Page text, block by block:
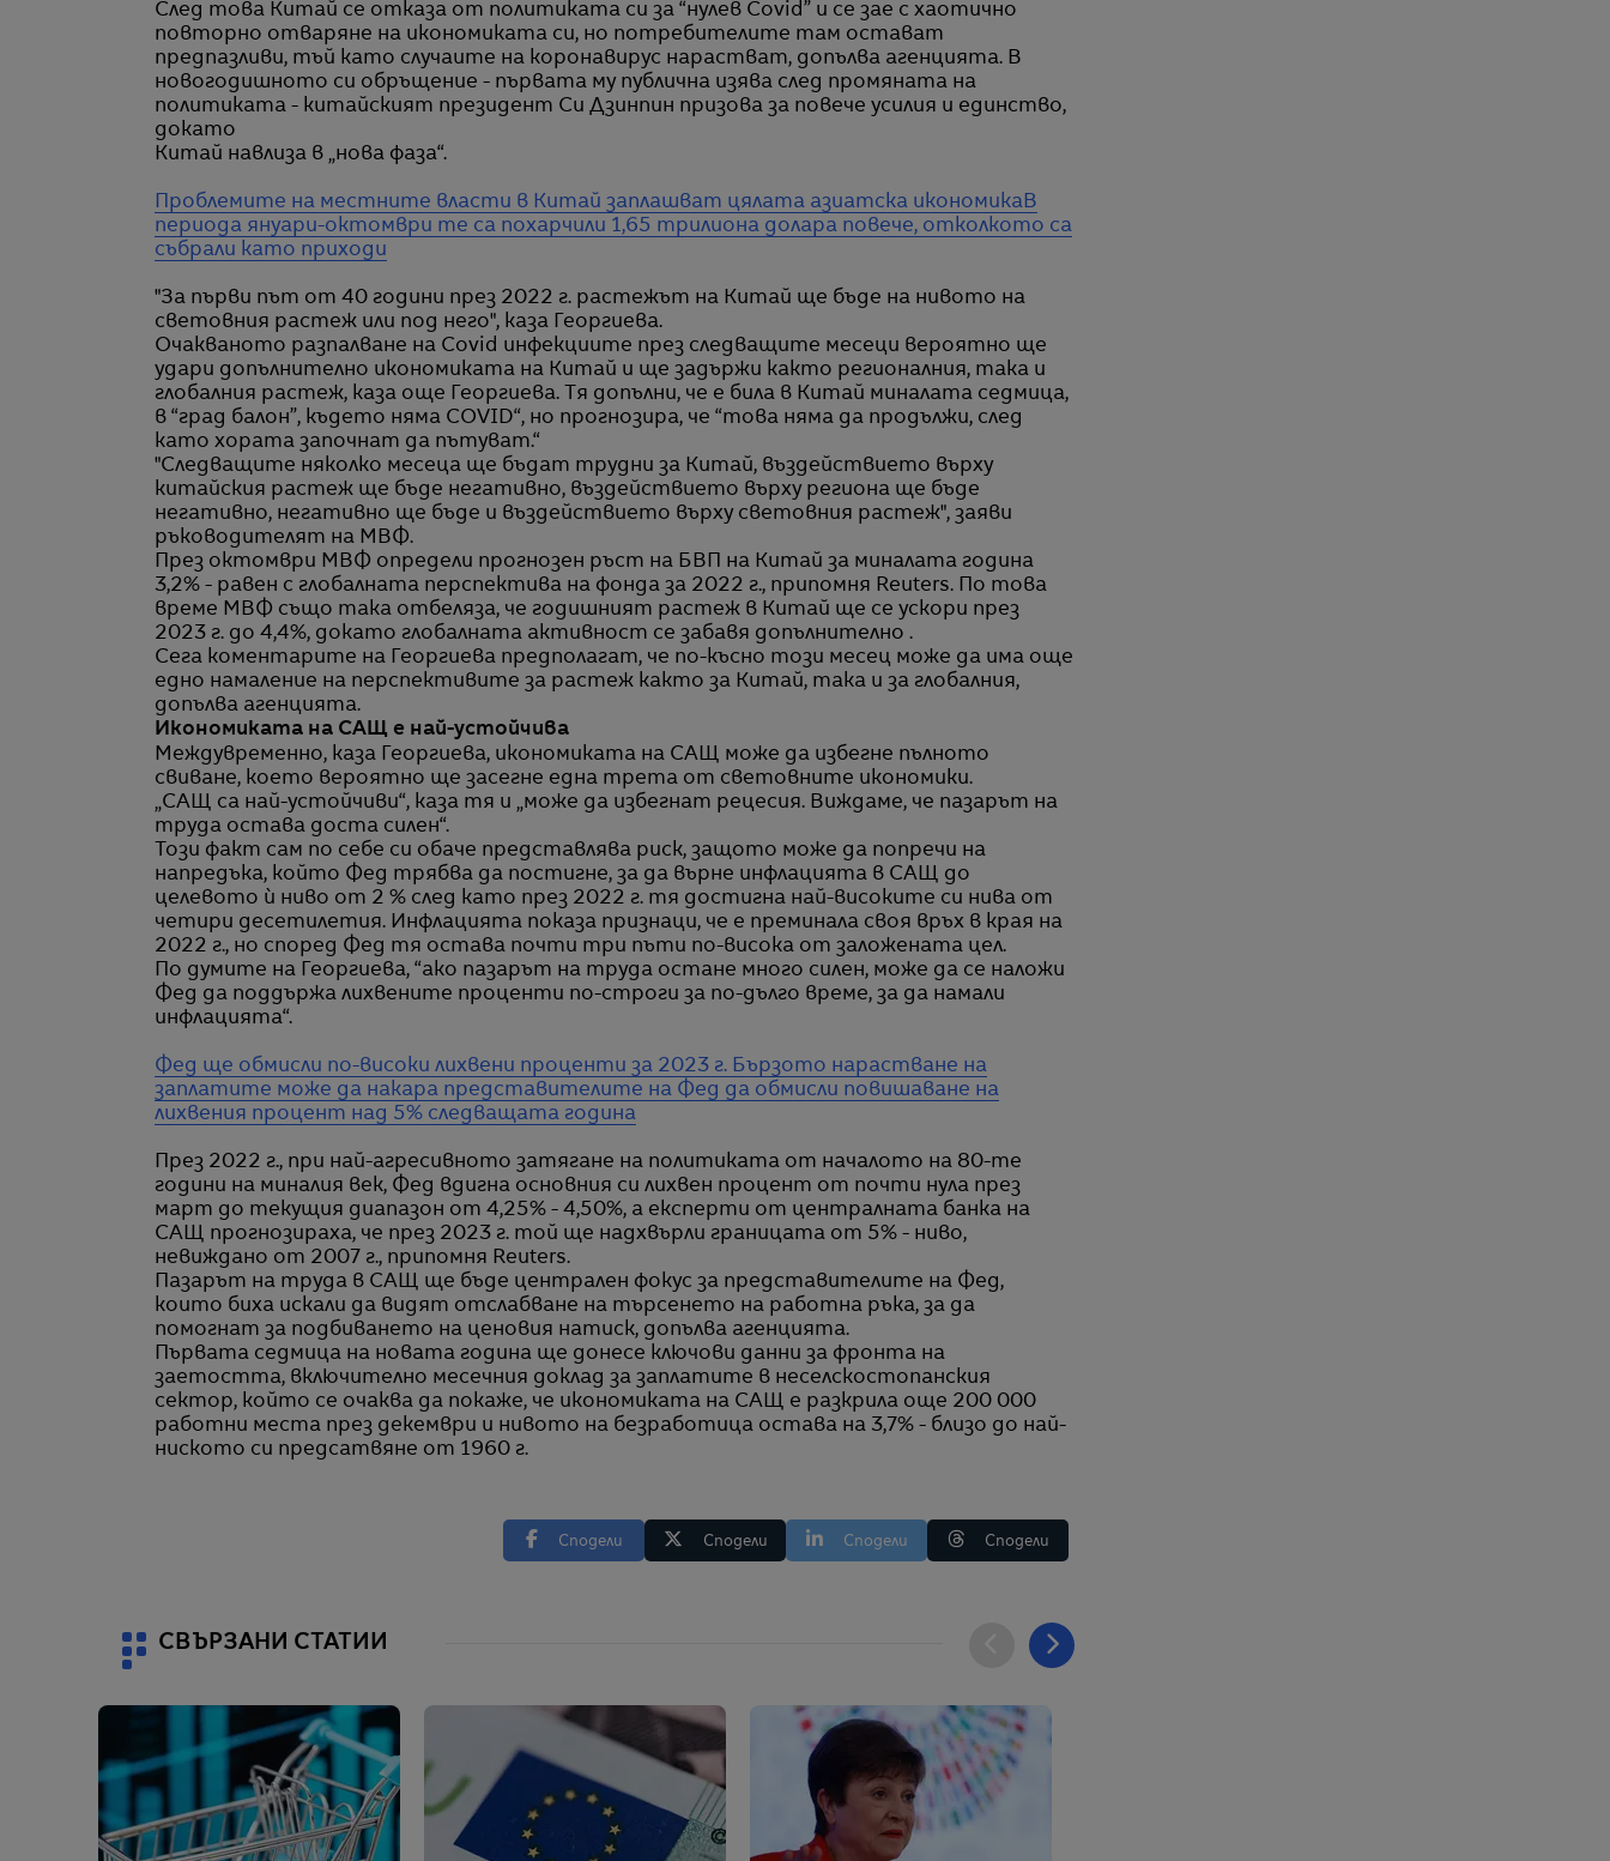
След това Китай се отказа от политиката си за “нулев Covid” и се зае с хаотично
повторно отваряне на икономиката си, но потребителите там остават
предпазливи, тъй като случаите на коронавирус нарастват, допълва агенцията. В
новогодишното си обръщение - първата му публична изява след промяната на
политиката - китайският президент Си Дзинпин призова за повече усилия и единство,
докато
Китай навлиза в „нова фаза“.
Проблемите на местните власти в Китай заплашват цялата азиатска икономикаВ
периода януари-октомври те са похарчили 1,65 трилиона долара повече, отколкото са
събрали като приходи
"За първи път от 40 години през 2022 г. растежът на Китай ще бъде на нивото на
световния растеж или под него", каза Георгиева.
Очакваното разпалване на Covid инфекциите през следващите месеци вероятно ще
удари допълнително икономиката на Китай и ще задържи както регионалния, така и
глобалния растеж, каза още Георгиева. Тя допълни, че е била в Китай миналата седмица,
в “град балон”, където няма COVID“, но прогнозира, че “това няма да продължи, след
като хората започнат да пътуват.“
"Следващите няколко месеца ще бъдат трудни за Китай, въздействието върху
китайския растеж ще бъде негативно, въздействието върху региона ще бъде
негативно, негативно ще бъде и въздействието върху световния растеж", заяви
ръководителят на МВФ.
През октомври МВФ определи прогнозен ръст на БВП на Китай за миналата година
3,2% - равен с глобалната перспектива на фонда за 2022 г., припомня Reuters. По това
време МВФ също така отбеляза, че годишният растеж в Китай ще се ускори през
2023 г. до 4,4%, докато глобалната активност се забавя допълнително .
Сега коментарите на Георгиева предполагат, че по-късно този месец може да има още
едно намаление на перспективите за растеж както за Китай, така и за глобалния,
допълва агенцията.
Икономиката на САЩ е най-устойчива
Междувременно, каза Георгиева, икономиката на САЩ може да избегне пълното
свиване, което вероятно ще засегне една трета от световните икономики.
„САЩ са най-устойчиви“, каза тя и „може да избегнат рецесия. Виждаме, че пазарът на
труда остава доста силен“.
Този факт сам по себе си обаче представлява риск, защото може да попречи на
напредъка, който Фед трябва да постигне, за да върне инфлацията в САЩ до
целевото ѝ ниво от 2 % след като през 2022 г. тя достигна най-високите си нива от
четири десетилетия. Инфлацията показа признаци, че е преминала своя връх в края на
2022 г., но според Фед тя остава почти три пъти по-висока от заложената цел.
По думите на Георгиева, “ако пазарът на труда остане много силен, може да се наложи
Фед да поддържа лихвените проценти по-строги за по-дълго време, за да намали
инфлацията“.
Фед ще обмисли по-високи лихвени проценти за 2023 г. Бързото нарастване на
заплатите може да накара представителите на Фед да обмисли повишаване на
лихвения процент над 5% следващата година
През 2022 г., при най-агресивното затягане на политиката от началото на 80-те
години на миналия век, Фед вдигна основния си лихвен процент от почти нула през
март до текущия диапазон от 4,25% - 4,50%, а експерти от централната банка на
САЩ прогнозираха, че през 2023 г. той ще надхвърли границата от 5% - ниво,
невиждано от 2007 г., припомня Reuters.
Пазарът на труда в САЩ ще бъде централен фокус за представителите на Фед,
които биха искали да видят отслабване на търсенето на работна ръка, за да
помогнат за подбиването на ценовия натиск, допълва агенцията.
Първата седмица на новата година ще донесе ключови данни за фронта на
заетостта, включително месечния доклад за заплатите в неселскостопанския
сектор, който се очаква да покаже, че икономиката на САЩ е разкрила още 200 000
работни места през декември и нивото на безработица остава на 3,7% - близо до най-
ниското си предсатвяне от 1960 г.
Сподели Сподели Сподели Сподели
СВЪРЗАНИ СТАТИИ